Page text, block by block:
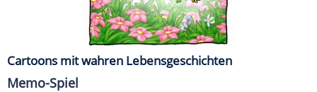
Cartoons mit wahren Lebensgeschichten
Memo-Spiel